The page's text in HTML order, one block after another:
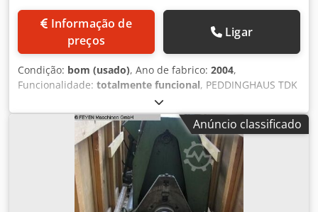
preços
Ligar
Condição: bom (usado), Ano de fabrico: 2004,
Funcionalidade: totalmente funcional, PEDDINGHAUS TDK
1000/9 FURADORA 9 fusos Perfil máximo: 1000 x 420 mm
MEBA 1020 DGP SERRA Diâmetro de corte: 510 mm
Capacidade a 90 graus: redondo: 510 mm Capacidade a 90
graus: plano: 1020 x 510 mm Capacidade a 60 graus:
redondo: 500 (400) mm Capacidade a 60 graus: plano: 500
(400) x 510 mm Capacidade a 45 graus: redondo: 510 mm
Dcodpfx Aiezc I Iyjlsk Capacidade a 45 graus: plano: 750
(670) x 510 mm
Anúncio classificado